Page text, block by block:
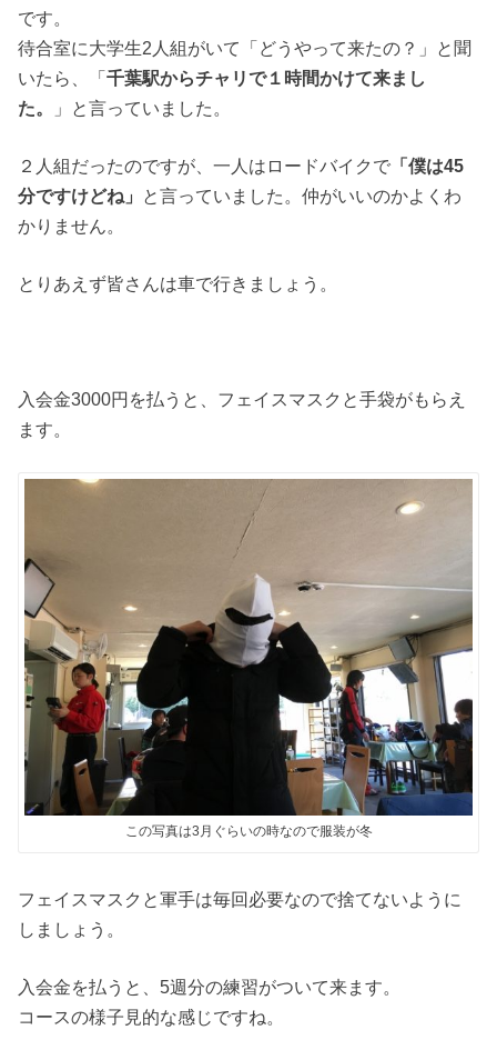
です。
待合室に大学生2人組がいて「どうやって来たの？」と聞
いたら、「千葉駅からチャリで１時間かけて来まし
た。
」と言っていました。
２人組だったのですが、一人はロードバイクで 「僕は45
分ですけどね」 と言っていました。仲がいいのかよくわ
かりません。
とりあえず皆さんは車で行きましょう。
入会金3000円を払うと、フェイスマスクと手袋がもらえ
ます。
この写真は3月ぐらいの時なので服装が冬
フェイスマスクと軍手は毎回必要なので捨てないように
しましょう。
入会金を払うと、5週分の練習がついて来ます。
コースの様子見的な感じですね。